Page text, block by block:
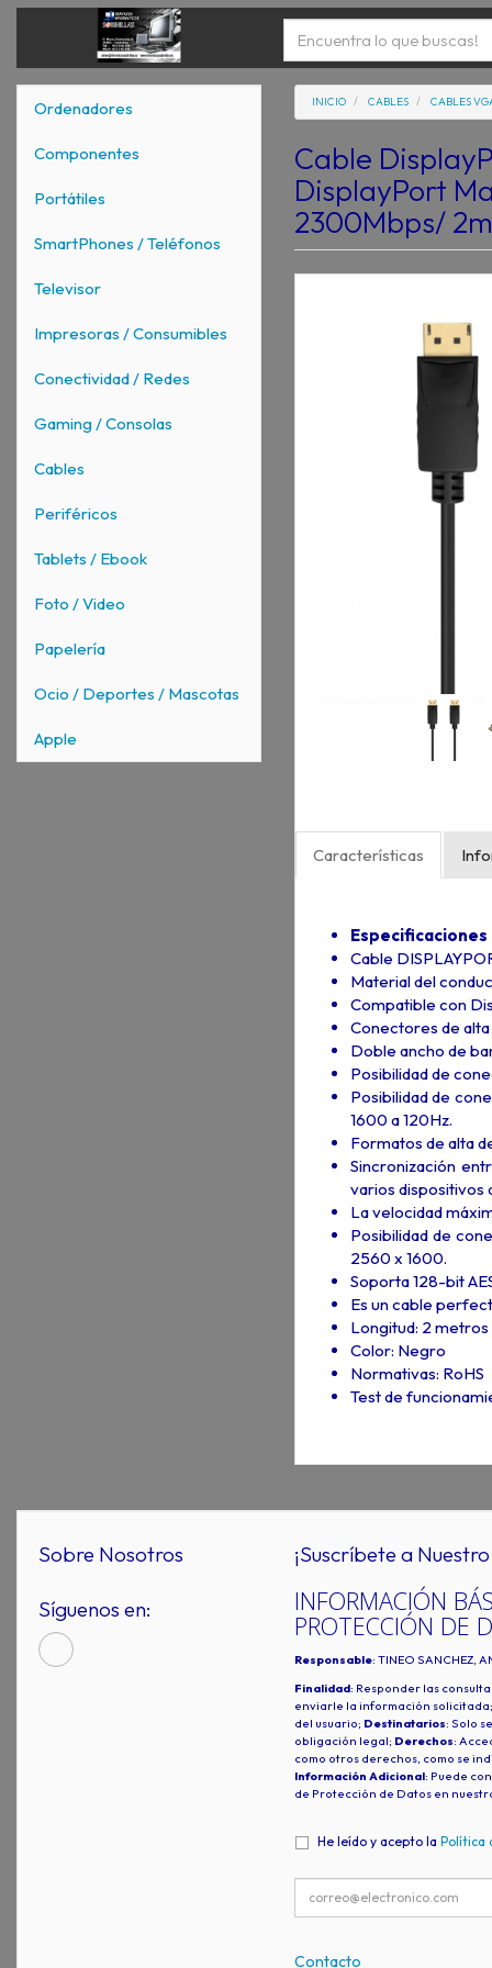
Ordenadores
Componentes
Portátiles
SmartPhones / Teléfonos
Televisor
Impresoras / Consumibles
Conectividad / Redes
Gaming / Consolas
Cables
Periféricos
Tablets / Ebook
Foto / Video
Papelería
Ocio / Deportes / Mascotas
Apple
INICIO CABLES CABLES
Cable
DisplayPort
2300Mbps/
Características
Especificaciones
Cable
Material del
Compatible con
Conectores de
Doble ancho de
Posibilidad de
Posibilidad de
1600 a 120Hz.
Formatos de alta
Sincronización
varios dispositivos
La velocidad
Posibilidad de
2560 x 1600.
Soporta 128-bit
Es un cable
Longitud: 2 metros
Color: Negro
Normativas: RoHS
Test de
Sobre Nosotros
Síguenos en:
¡Suscríbete a
INFORMACIÓN
PROTECCIÓN DE
Responsable: TINEO SANCHEZ,
Finalidad: Responder las
enviarle la información
del usuario; Destinatarios: Solo
obligación legal; Derechos:
como otros derechos, como se
Información Adicional: Puede
de Protección de Datos en
He leído y acepto la Política
Contacto